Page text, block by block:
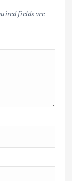
fields are